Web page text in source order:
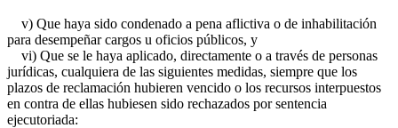
v) Que haya sido condenado a pena aflictiva o de inhabilitación
para desempeñar cargos u oficios públicos, y
vi) Que se le haya aplicado, directamente o a través de personas
jurídicas, cualquiera de las siguientes medidas, siempre que los
plazos de reclamación hubieren vencido o los recursos interpuestos
en contra de ellas hubiesen sido rechazados por sentencia
ejecutoriada: